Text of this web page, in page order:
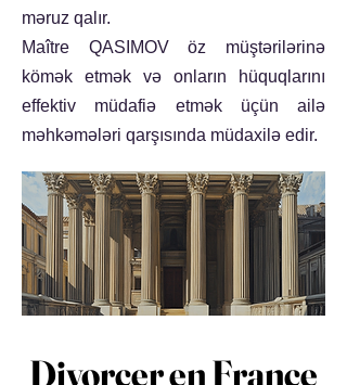
məruz qalır.
Maître QASIMOV öz müştərilərinə
kömək etmək və onların hüquqlarını
effektiv müdafiə etmək üçün ailə
məhkəmələri qarşısında müdaxilə edir.
Divorcer en France
Divorcer en France